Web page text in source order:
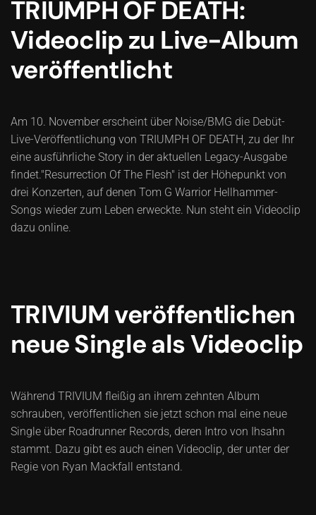
TRIUMPH OF DEATH:
Videoclip zu Live-Album
veröffentlicht
Am 10. November erscheint über Noise/BMG die Debüt-
Live-Veröffentlichung von TRIUMPH OF DEATH, zu der Ihr
eine ausführliche Story in der aktuellen Legacy-Ausgabe
findet."Resurrection Of The Flesh" ist der Höhepunkt von
drei Konzerten, auf denen Tom G Warrior Hellhammer-
Songs wieder zum Leben erweckte. Nun steht ein Videoclip
dazu online.
TRIVIUM veröffentlichen
neue Single als Videoclip
Während TRIVIUM fleißig an ihrem zehnten Album
schrauben, veröffentlichen sie jetzt schon mal eine neue
Single über Roadrunner Records, deren Intro von Ihsahn
stammt. Dazu gibt es auch einen Videoclip, der unter der
Regie von Ryan Mackfall entstand.